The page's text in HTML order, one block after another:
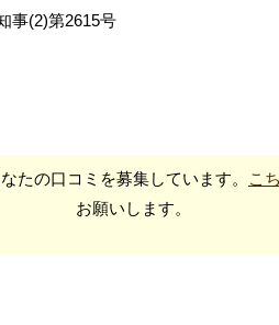
事(2)第2615号
たの口コミを募集しています。
こ
お願いします。